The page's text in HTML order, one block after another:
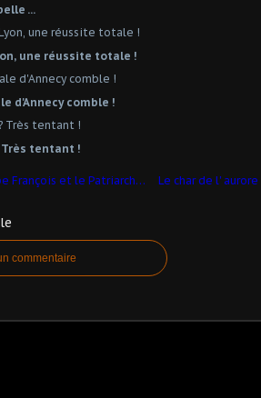
...
une réussite totale !
d'Annecy comble !
tentant !
Rencontre entre le Pape François et le Patriarche Kirill
commentaire